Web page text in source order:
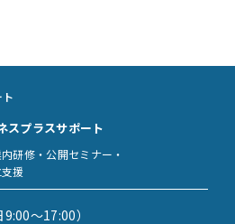
スプラスサポート
研修・公開セミナー・
援
9:00〜17:00）